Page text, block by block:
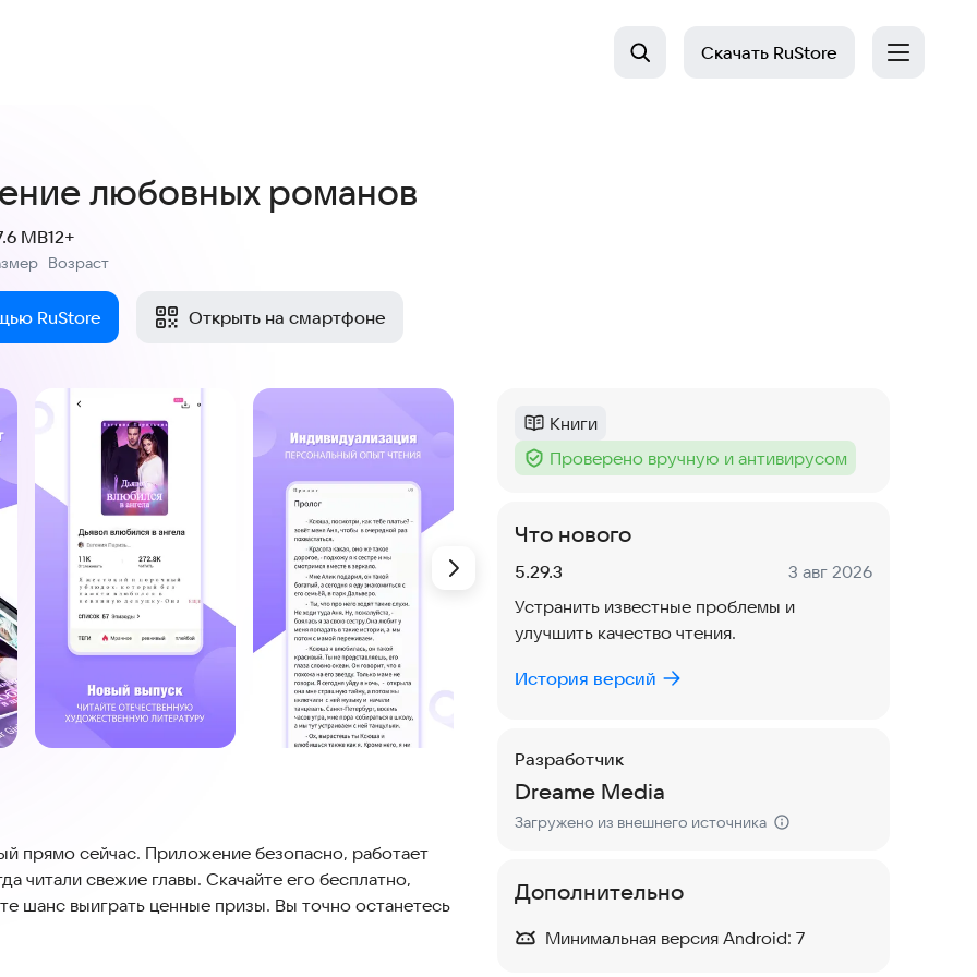
Скачать RuStore
любовных романов
MB
Возраст
12+
RuStore Открыть на смартфоне
прямо сейчас. Приложение безопасно, работает
читали свежие главы. Скачайте его бесплатно,
шанс выиграть ценные призы. Вы точно останетесь
Категория
Книги
Тег :
Проверено вручную и антивирусом
Что нового
Версия:
5.29.3 Дата:
3 авг 2026
Устранить известные проблемы и
улучшить качество чтения.
История версий
Разработчик
Dreame Media
Загружено из внешнего источника
Дополнительно
Минимальная версия Android: 7